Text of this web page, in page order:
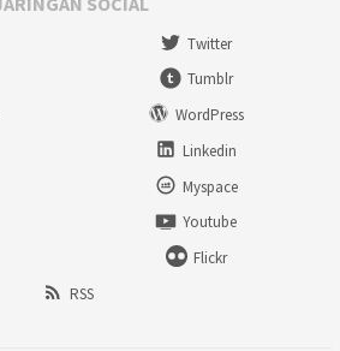
Twitter
Tumblr
WordPress
Linkedin
Myspace
Youtube
Flickr
RSS